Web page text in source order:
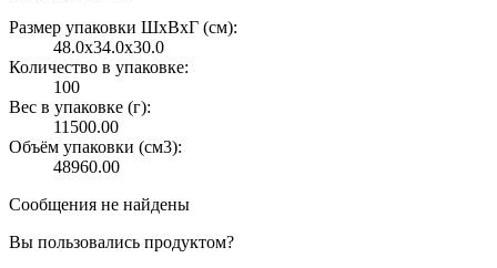
Размер упаковки ШxВxГ (см):
48.0x34.0x30.0
Количество в упаковке:
100
Вес в упаковке (г):
11500.00
Объём упаковки (см3):
48960.00
Сообщения не найдены
Вы пользовались продуктом?